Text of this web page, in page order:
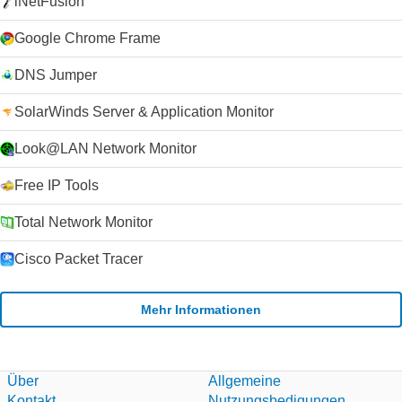
Google Chrome Frame
DNS Jumper
SolarWinds Server & Application Monitor
Look@LAN Network Monitor
Free IP Tools
Total Network Monitor
Cisco Packet Tracer
Mehr Informationen
Über
Allgemeine